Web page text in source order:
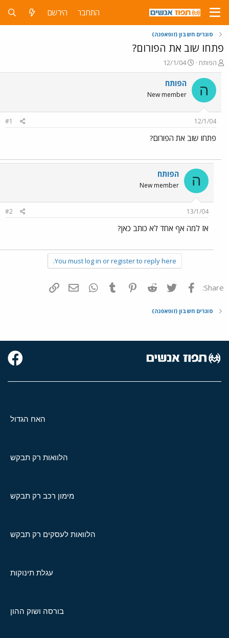
התחבר הירשם
סוגרים חשבון (זופאפנה)
פתחו שוב את הפורום?
פ
ו
ת
ח
ה
ש
א
הפותח
פ
ו
ר
ם
ר
12/1/04
ה הפותח
New member
12/1/04
#1
פתחו שוב את הפורום?
ה הפותח
New member
13/1/04
#2
אז למה אף אחד לא כותב כאן?
You must log in or register to reply here.
Share: פייסבוק Twitter
Reddit
Pinterest
Tumblr
WhatsAppדואר אלקטרוני
סוגרים חשבון (זופאפנה)
האח הגדול
הלוואות רק תבקש
מימון רכב רק תבקש
הלוואות לעסקים רק תבקש
עגלת תינוקות
בורסה ושוק ההון